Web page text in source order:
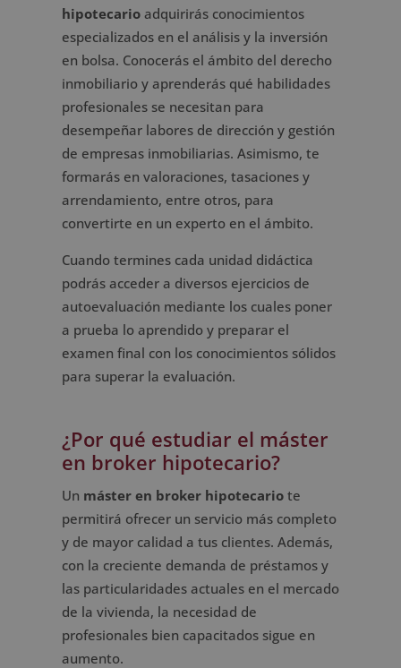
hipotecarioadquirirás conocimientos
especializados en el análisis y la inversión
en bolsa. Conocerás el ámbito del derecho
inmobiliario y aprenderás qué habilidades
profesionales se necesitan para
desempeñar labores de dirección y gestión
de empresas inmobiliarias. Asimismo, te
formarás en valoraciones, tasaciones y
arrendamiento, entre otros, para
convertirte en un experto en el ámbito.
Cuando termines cada unidad didáctica
podrás acceder a diversos ejercicios de
autoevaluación mediante los cuales poner
a prueba lo aprendido y preparar el
examen final con los conocimientos sólidos
para superar la evaluación.
¿Por qué estudiar el máster
en broker hipotecario?
Un máster en broker hipotecariote
permitirá ofrecer un servicio más completo
y de mayor calidad a tus clientes. Además,
con la creciente demanda de préstamos y
las particularidades actuales en el mercado
de la vivienda, la necesidad de
profesionales bien capacitados sigue en
aumento.